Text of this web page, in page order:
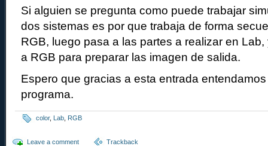
Si alguien se pregunta como puede trabajar
dos sistemas es por que trabaja de forma
RGB, luego pasa a las partes a realizar en
a RGB para preparar las imagen de salida.
Espero que gracias a esta entrada
programa.
color, Lab RGB
Leave a comment Trackback